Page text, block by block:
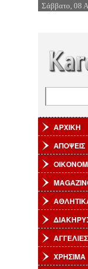
Σάββατο, 08
ΑΡΧΙΚΗ
ΑΠΟΨΕΙΣ
ΑΓΓΕΛΙΕΣ
ΧΡΗΣΙΜΑ